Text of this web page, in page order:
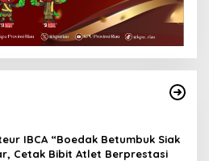
IBCA “Boedak Betumbuk Siak
Cetak Bibit Atlet Berprestasi